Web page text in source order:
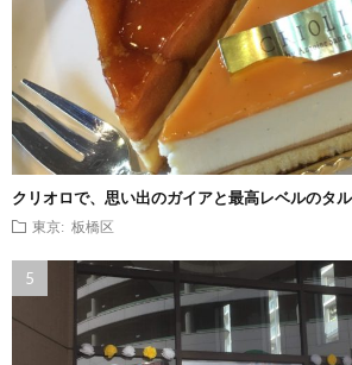
クリオロで、思い出のガイアと最高レベルのタ
東京: 板橋区